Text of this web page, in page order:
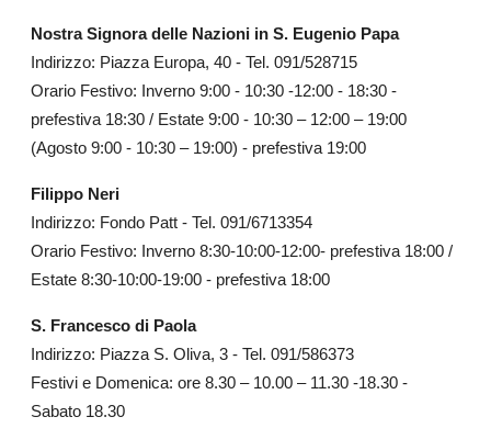
Nostra Signora delle Nazioni in S. Eugenio Papa
Indirizzo: Piazza Europa, 40 - Tel. 091/528715
Orario Festivo: Inverno 9:00 - 10:30 -12:00 - 18:30 -
prefestiva 18:30 / Estate 9:00 - 10:30 – 12:00 – 19:00
(Agosto 9:00 - 10:30 – 19:00) - prefestiva 19:00
Filippo Neri
Indirizzo: Fondo Patt - Tel. 091/6713354
Orario Festivo: Inverno 8:30-10:00-12:00- prefestiva 18:00 /
Estate 8:30-10:00-19:00 - prefestiva 18:00
S. Francesco di Paola
Indirizzo: Piazza S. Oliva, 3 - Tel. 091/586373
Festivi e Domenica: ore 8.30 – 10.00 – 11.30 -18.30 -
Sabato 18.30